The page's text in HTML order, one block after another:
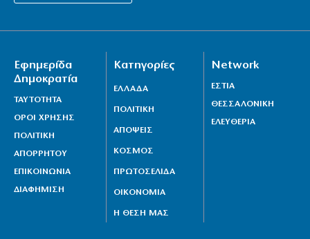
Εφημερίδα
Δημοκρατία
ΤΑΥΤΟΤΗΤΑ
ΟΡΟΙ ΧΡΗΣΗΣ
ΠΟΛΙΤΙΚΗ
ΑΠΟΡΡΗΤΟΥ
ΕΠΙΚΟΙΝΩΝΙΑ
ΔΙΑΦΗΜΙΣΗ
Κατηγορίες
ΕΛΛΑΔΑ
ΠΟΛΙΤΙΚΗ
ΑΠΟΨΕΙΣ
ΚΟΣΜΟΣ
ΠΡΩΤΟΣΕΛΙΔΑ
ΟΙΚΟΝΟΜΙΑ
Η ΘΕΣΗ ΜΑΣ
Network
ΕΣΤΙΑ
ΘΕΣΣΑΛΟΝΙΚΗ
ΕΛΕΥΘΕΡΙΑ